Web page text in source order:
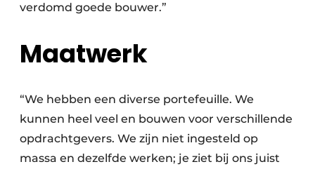
verdomd goede bouwer.”
Maatwerk
“We hebben een diverse portefeuille. We
kunnen heel veel en bouwen voor verschillende
opdrachtgevers. We zijn niet ingesteld op
massa en dezelfde werken; je ziet bij ons juist